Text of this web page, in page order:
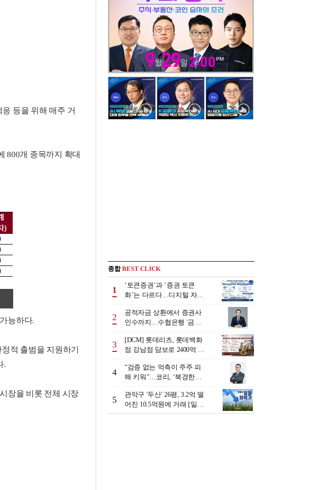
등을 위해 매주 거
800개 종목까지 확대
능하다.
적 출범을 지원하기
.
장을 비롯 전체 시장
종합BEST CLICK
1
‘토큰증권’과 ‘증권 토큰
화’는 다르다…디지털 자본
2
공적자금 상환에서 증권사
인수까지…수협은행 '금융
행 금융그룹의 꿈①]
3
[DCM] 롯데리츠, 롯데백화
점 강남점 담보로 2400억 조
4
“검증 없는 억측이 주주 피
해 키워”…코리, ‘북경한미
5
관악구 '두산' 26평, 3.2억 떨
어진 10.5억원에 거래 [일일
하락가]